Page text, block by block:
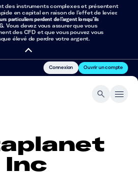
des instruments complexes et présentent
en capital en raison de l’effet de levier.
particuliers perdent de l’argent lorsqu’ils
. Vous devez vous assurer que vous
des CFD et que vous pouvez vous
élevé de perdre votre argent.
Connexion Ouvrir un compte
Inc